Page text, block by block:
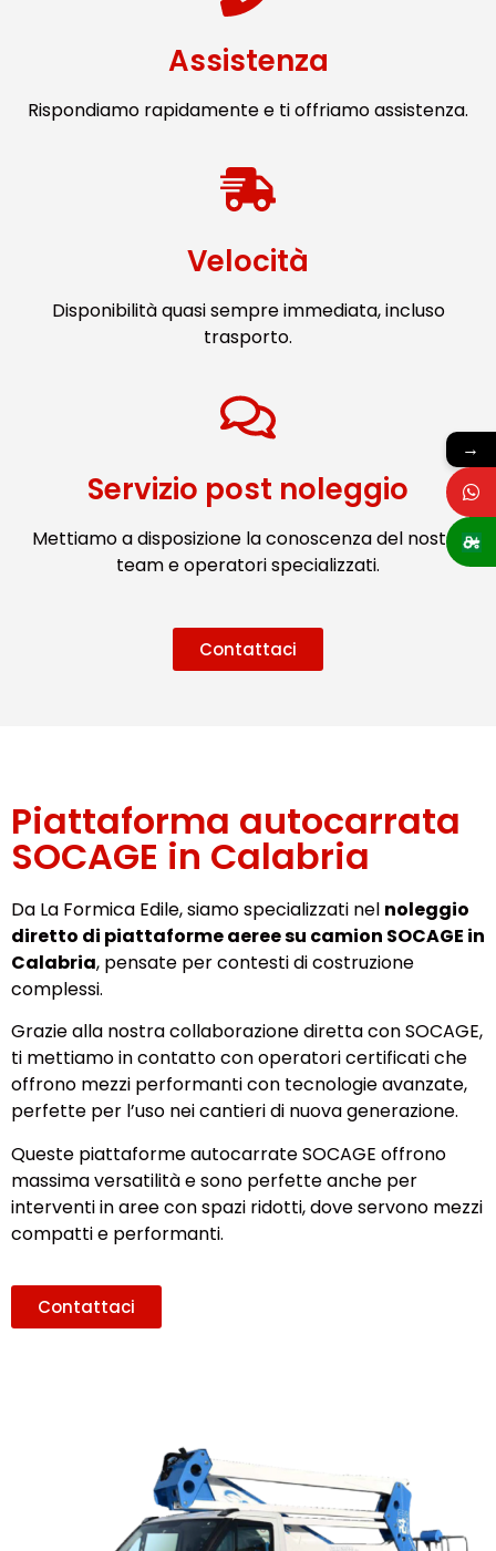
Assistenza
Rispondiamo rapidamente e ti offriamo assistenza.
Velocità
Disponibilità quasi sempre immediata, incluso
trasporto.
Servizio post noleggio
Mettiamo a disposizione la conoscenza del nostro
team e operatori specializzati.
Contattaci
Piattaforma autocarrata
SOCAGE in Calabria
Da La Formica Edile, siamo specializzati nel noleggio
diretto di piattaforme aeree su camion SOCAGE in
Calabria, pensate per contesti di costruzione
complessi.
Grazie alla nostra collaborazione diretta con SOCAGE,
ti mettiamo in contatto con operatori certificati che
offrono mezzi performanti con tecnologie avanzate,
perfette per l’uso nei cantieri di nuova generazione.
Queste piattaforme autocarrate SOCAGE offrono
massima versatilità e sono perfette anche per
interventi in aree con spazi ridotti, dove servono mezzi
compatti e performanti.
Contattaci
→